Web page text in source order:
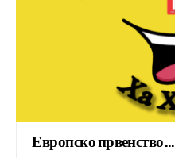
Европско првенство…